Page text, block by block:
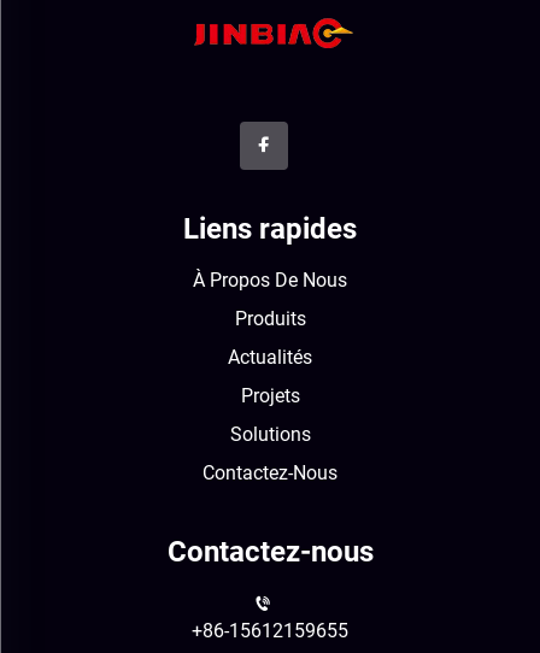
Liens rapides
À Propos De Nous
Produits
Actualités
Projets
Solutions
Contactez-Nous
Contactez-nous
+86-15612159655